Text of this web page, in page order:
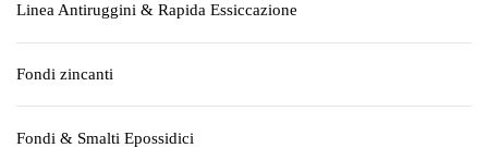
Linea Antiruggini & Rapida Essiccazione
Fondi zincanti
Fondi & Smalti Epossidici